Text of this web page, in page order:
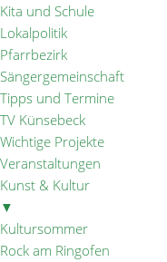
Kita und Schule
Lokalpolitik
Pfarrbezirk
Sängergemeinschaft
Tipps und Termine
TV Künsebeck
Wichtige Projekte
Veranstaltungen
Kunst & Kultur
▼
Kultursommer
Rock am Ringofen